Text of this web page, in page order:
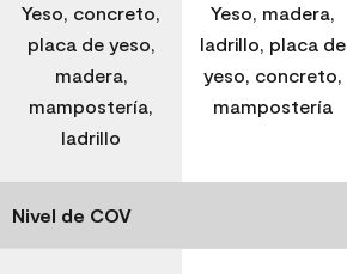
Yeso, concreto,
placa de yeso,
madera,
mampostería,
ladrillo
Yeso, madera,
ladrillo, placa de
yeso, concreto,
mampostería
Nivel de COV